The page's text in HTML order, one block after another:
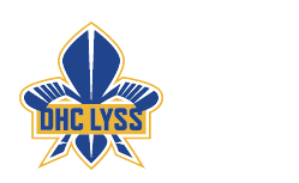
schliessen
CLUB